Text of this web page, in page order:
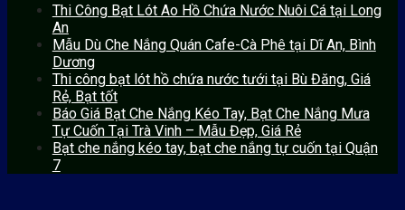
Thi Công Bạt Lót Ao Hồ Chứa Nước Nuôi Cá tại Long
An
Mẫu Dù Che Nắng Quán Cafe-Cà Phê tại Dĩ An, Bình
Dương
Thi công bạt lót hồ chứa nước tưới tại Bù Đăng, Giá
Rẻ, Bạt tốt
Báo Giá Bạt Che Nắng Kéo Tay, Bạt Che Nắng Mưa
Tự Cuốn Tại Trà Vinh – Mẫu Đẹp, Giá Rẻ
Bạt che nắng kéo tay, bạt che nắng tự cuốn tại Quận
7